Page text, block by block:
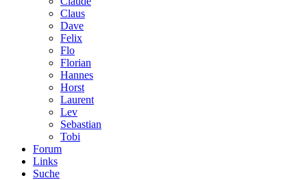
Claus
Dave
Felix
Flo
Florian
Hannes
Horst
Laurent
Lev
Sebastian
Tobi
Forum
Links
Suche